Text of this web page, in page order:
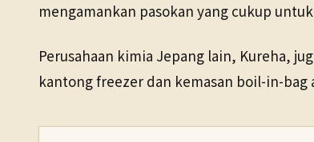
mengamankan pasokan yang cukup
Perusahaan kimia Jepang lain, Kureha,
kantong freezer dan kemasan boil-in-bag